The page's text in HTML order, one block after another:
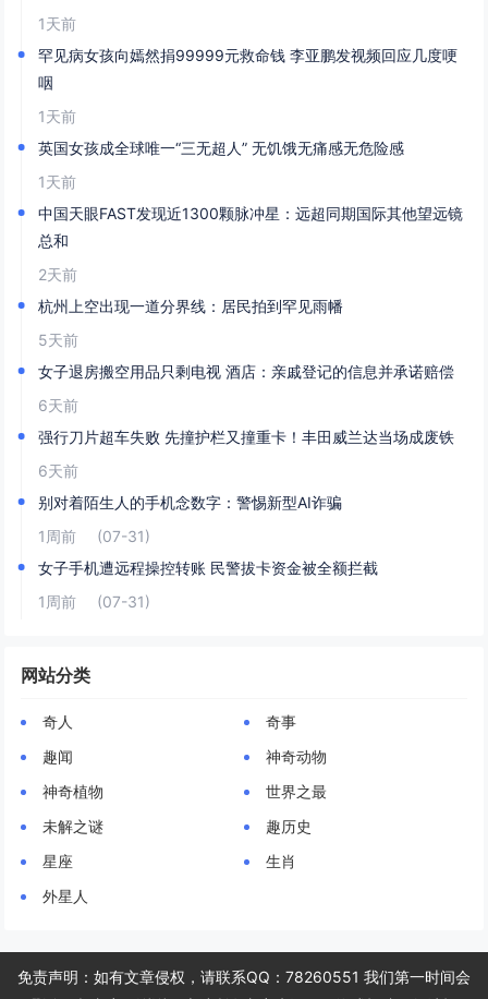
1天前
罕见病女孩向嫣然捐99999元救命钱 李亚鹏发视频回应几度哽
咽
1天前
英国女孩成全球唯一“三无超人” 无饥饿无痛感无危险感
1天前
中国天眼FAST发现近1300颗脉冲星：远超同期国际其他望远镜
总和
2天前
杭州上空出现一道分界线：居民拍到罕见雨幡
5天前
女子退房搬空用品只剩电视 酒店：亲戚登记的信息并承诺赔偿
6天前
强行刀片超车失败 先撞护栏又撞重卡！丰田威兰达当场成废铁
6天前
别对着陌生人的手机念数字：警惕新型AI诈骗
1周前
(07-31)
女子手机遭远程操控转账 民警拔卡资金被全额拦截
1周前
(07-31)
网站分类
奇人
奇事
趣闻
神奇动物
神奇植物
世界之最
未解之谜
趣历史
星座
生肖
外星人
免责声明：如有文章侵权，请联系QQ：78260551 我们第一时间会